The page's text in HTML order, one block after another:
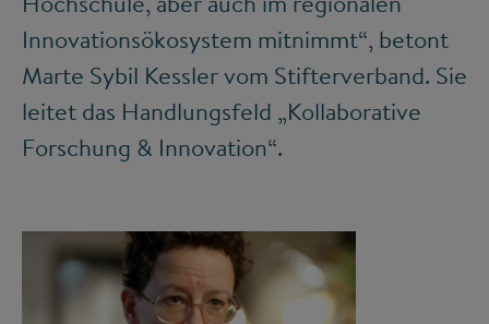
Innovationsökosystem mitnimmt“, betont
Marte Sybil Kessler vom Stifterverband. Sie
leitet das Handlungsfeld „Kollaborative
Forschung & Innovation“.